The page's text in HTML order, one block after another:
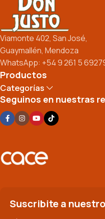
Viamonte 402, San José,
Guaymallén, Mendoza
WhatsApp: +54 9 261 5
Productos
Categorías
Seguinos en nuestras
Suscribite a